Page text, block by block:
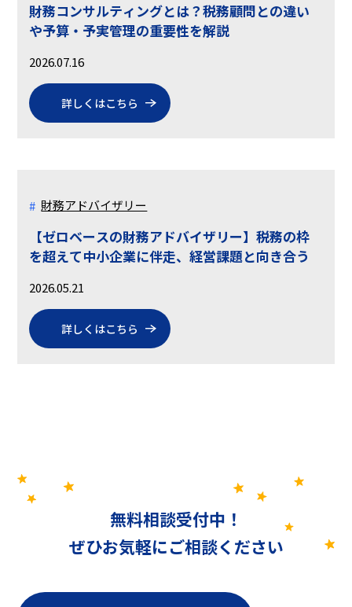
財務コンサルティングとは？税務顧問との違い
や予算・予実管理の重要性を解説
2026.07.16
詳しくはこちら
財務アドバイザリー
【ゼロベースの財務アドバイザリー】税務の枠
を超えて中小企業に伴走、経営課題と向き合う
2026.05.21
詳しくはこちら
無料相談受付中！
ぜひお気軽にご相談ください